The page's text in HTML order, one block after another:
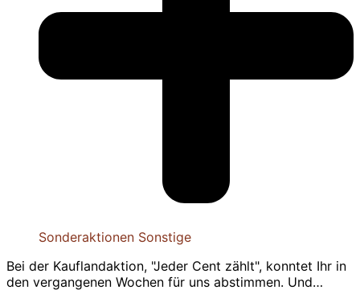
Sonderaktionen Sonstige
Bei der Kauflandaktion, "Jeder Cent zählt", konntet Ihr in
den vergangenen Wochen für uns abstimmen. Und…